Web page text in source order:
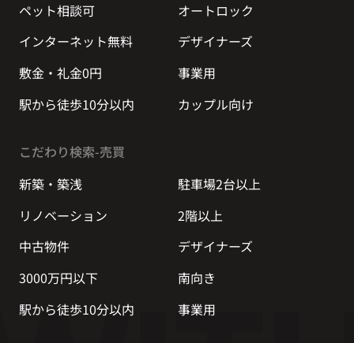
ペット相談可
オートロック
インターネット無料
デザイナーズ
敷金・礼金0円
事業用
駅から徒歩10分以内
カップル向け
こだわり検索-売買
新築・築浅
駐車場2台以上
リノベーション
2階以上
中古物件
デザイナーズ
3000万円以下
南向き
駅から徒歩10分以内
事業用